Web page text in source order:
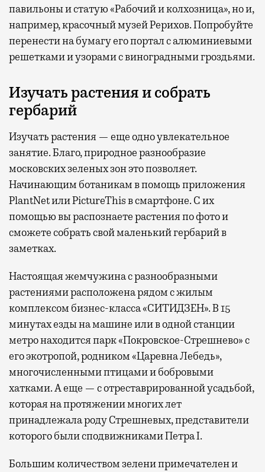
павильоны и статую «Рабочий и колхозница», но и,
например, красочный музей Рерихов. Попробуйте
перенести на бумагу его портал с алюминиевыми
решетками и узорами с виноградными гроздьями.
Изучать растения и собрать
гербарий
Изучать растения — еще одно увлекательное
занятие. Благо, природное разнообразие
московских зеленых зон это позволяет.
Начинающим ботаникам в помощь приложения
PlantNet или PictureThis в смартфоне. С их
помощью вы распознаете растения по фото и
сможете собрать свой маленький гербарий в
заметках.
Настоящая жемчужина с разнообразными
растениями расположена рядом с жилым
комплексом бизнес-класса «СИТИДЗЕН». В 15
минутах езды на машине или в одной станции
метро находится парк «Покровское-Стрешнево» с
его экотропой, родником «Царевна Лебедь»,
многочисленными птицами и бобровыми
хатками. А еще — с отреставрированной усадьбой,
которая на протяжении многих лет
принадлежала роду Стрешневых, представители
которого были сподвижниками Петра I.
Большим количеством зелени примечателен и